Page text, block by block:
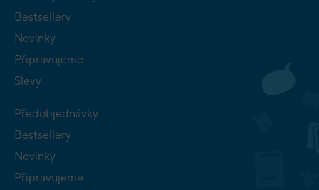
Bestsellery
Novinky
Připravujeme
Slevy
Předobjednávky
Bestsellery
Novinky
Připravujeme